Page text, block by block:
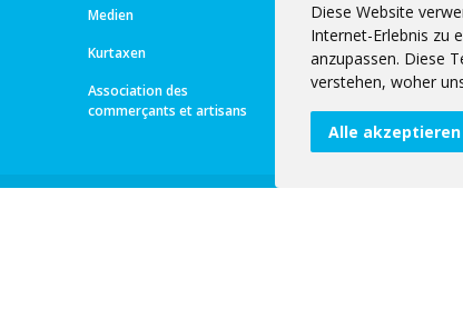
Diese Website
Internet-Erlebnis zu
anzupassen. Diese
verstehen, woher
Alle akzeptieren
Medien
Kurtaxen
Association des
commerçants et artisans